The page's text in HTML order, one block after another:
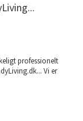
professionelt
Vi er